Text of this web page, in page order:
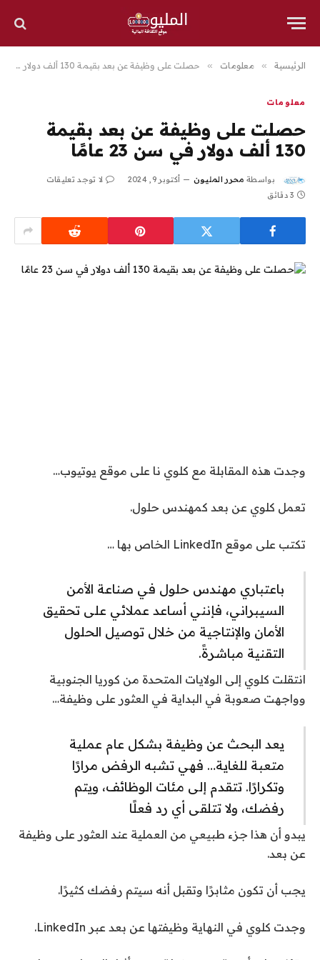
الرئيسية » معلومات » حصلت على وظيفة عن بعد بقيمة 130 ألف دولار في سن 23 عامًا
معلومات
حصلت على وظيفة عن بعد بقيمة
130 ألف دولار في سن 23 عامًا
بواسطة محرر المليون أكتوبر 9, 2024
لا توجد تعليقات
3 دقائق
وجدت هذه المقابلة مع كلوي نا على موقع يوتيوب…
تعمل كلوي عن بعد كمهندس حلول.
تكتب على موقع LinkedIn الخاص بها …
باعتباري مهندس حلول في صناعة الأمن
السيبراني، فإنني أساعد عملائي على تحقيق
الأمان والإنتاجية من خلال توصيل الحلول
التقنية مباشرةً.
انتقلت كلوي إلى الولايات المتحدة من كوريا الجنوبية
وواجهت صعوبة في البداية في العثور على وظيفة…
يعد البحث عن وظيفة بشكل عام عملية
متعبة للغاية… فهي تشبه الرفض مرارًا
وتكرارًا. تتقدم إلى مئات الوظائف، ويتم
رفضك، ولا تتلقى أي رد فعلًا
يبدو أن هذا جزء طبيعي من العملية عند العثور على وظيفة
عن بعد.
يجب أن تكون مثابرًا وتقبل أنه سيتم رفضك كثيرًا.
وجدت كلوي في النهاية وظيفتها عن بعد عبر LinkedIn.